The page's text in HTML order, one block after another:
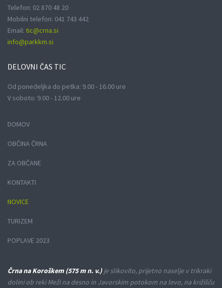
Telefon: 02 870 48 20
Mobilni telefon: 041 743 442
Email: tic@crna.si
info@parkkm.si
DELOVNI ČAS TIC
Od ponedeljka do petka: 9.00 - 16.00 ure
V soboto: 9.00 - 12.00 ure
DOMOV
OBČINA ČRNA
ZA OBČANE
KONTAKTI
NOVICE
TURIZEM
POPLAVE 2023
Črna na Koroškem (575 m n. v.)je slikovito, prijetno naselje v trikraki
dolini ob reki Meži na desno in Javorskim potokom na levo, na križišču